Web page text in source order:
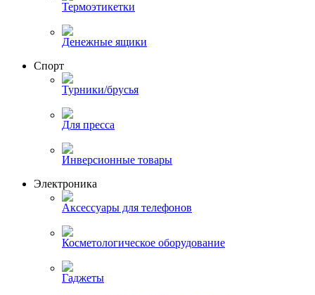
Термоэтикетки
Денежные ящики
Спорт
Турники/брусья
Для пресса
Инверсионные товары
Электроника
Аксессуары для телефонов
Косметологическое оборудование
Гаджеты